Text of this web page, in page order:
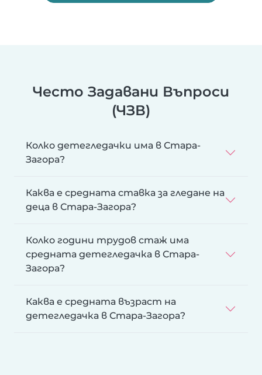
Често Задавани Въпроси
(ЧЗВ)
Колко детегледачки има в Стара-
Загора?
Каква е средната ставка за гледане на
деца в Стара-Загора?
Колко години трудов стаж има
средната детегледачка в Стара-
Загора?
Каква е средната възраст на
детегледачка в Стара-Загора?